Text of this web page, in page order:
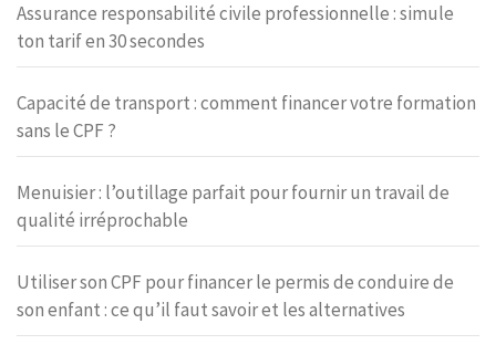
Assurance responsabilité civile professionnelle : simule
ton tarif en 30 secondes
Capacité de transport : comment financer votre formation
sans le CPF ?
Menuisier : l’outillage parfait pour fournir un travail de
qualité irréprochable
Utiliser son CPF pour financer le permis de conduire de
son enfant : ce qu’il faut savoir et les alternatives